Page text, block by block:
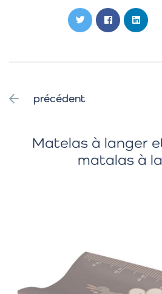
précédent
Matelas à langer
matalas à